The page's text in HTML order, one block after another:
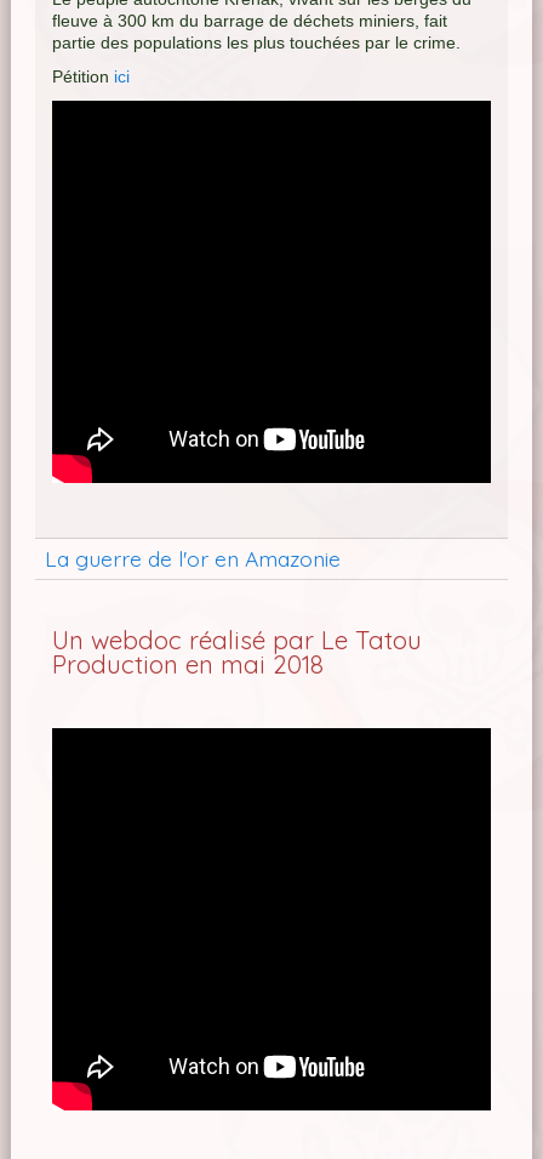
fleuve à 300 km du barrage de déchets miniers, fait
partie des populations les plus touchées par le crime.
Pétition ici
La guerre de l'or en Amazonie
Un webdoc réalisé par Le Tatou
Production en mai 2018